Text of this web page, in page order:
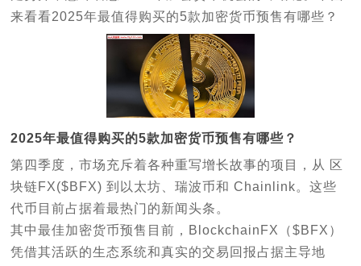
来看看2025年最值得购买的5款加密货币预售有哪些？
2025年最值得购买的5款加密货币预售有哪些？
第四季度，市场充斥着各种重写增长故事的项目，从 区
块链FX($BFX) 到以太坊、瑞波币和 Chainlink。这些
代币目前占据着最热门的新闻头条。
其中最佳加密货币预售目前，BlockchainFX（$BFX）
凭借其活跃的生态系统和真实的交易回报占据主导地